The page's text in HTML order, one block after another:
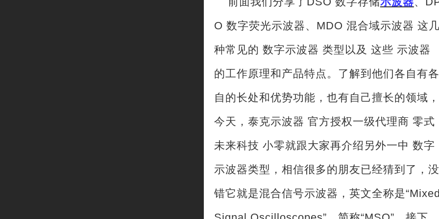
O 数字荧光示波器、MDO 混合域示波器 这几
种常见的 数字示波器 类型以及 这些 示波器
的工作原理和产品特点。了解到他们各自有各
自的长处和优势功能，也有自己擅长的领域，
今天，泰克示波器 官方授权一级代理商 零式
未来科技 小零就跟大家再介绍另外一中 数字
示波器类型，相信很多的朋友已经猜到了，没
错它就是混合信号示波器，英文全称是“Mixed